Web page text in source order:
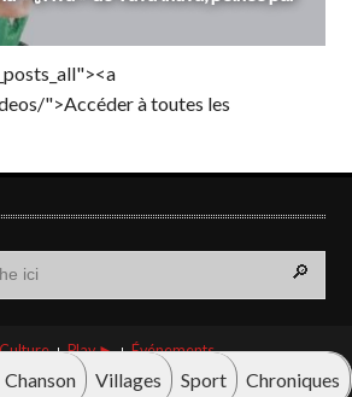
">Accéder à toutes les
Chanson Villages Sport Chroniques
r
Play ► Événements
innova 2026. Tous droits réservés.